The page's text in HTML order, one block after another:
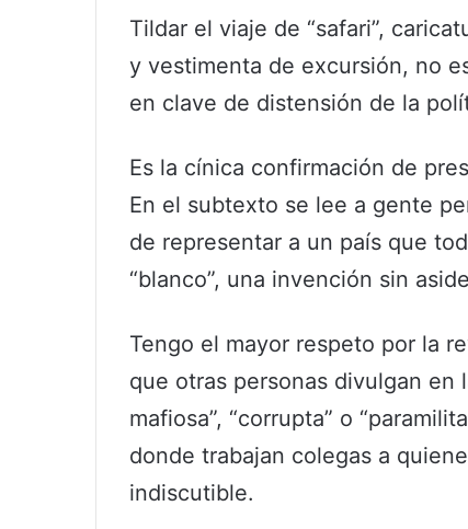
Tildar el viaje de “safari”,
y vestimenta de excursión, no
en clave de distensión de la
Es la cínica confirmación de
En el subtexto se lee a gente
de representar a un país que
“blanco”, una invención sin
Tengo el mayor respeto por la
que otras personas divulgan en
mafiosa”, “corrupta” o
donde trabajan colegas a
indiscutible.